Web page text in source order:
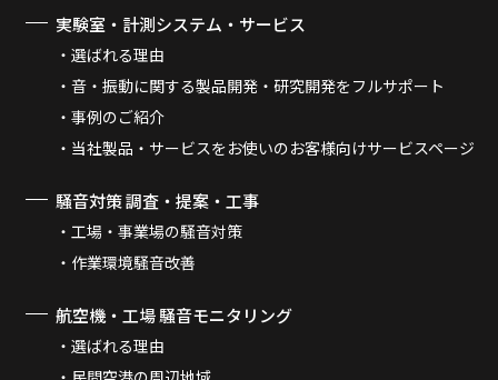
実験室・計測システム・サービス
選ばれる理由
音・振動に関する製品開発・研究開発をフルサポート
事例のご紹介
当社製品・サービスをお使いのお客様向けサービスページ
騒音対策 調査・提案・工事
工場・事業場の騒音対策
作業環境騒音改善
航空機・工場 騒音モニタリング
選ばれる理由